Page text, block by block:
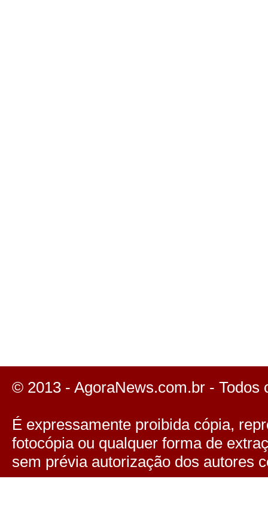
© 2013 - AgoraNews.com.br - Todos
É expressamente proibida cópia,
fotocópia ou qualquer forma de
sem prévia autorização dos autores